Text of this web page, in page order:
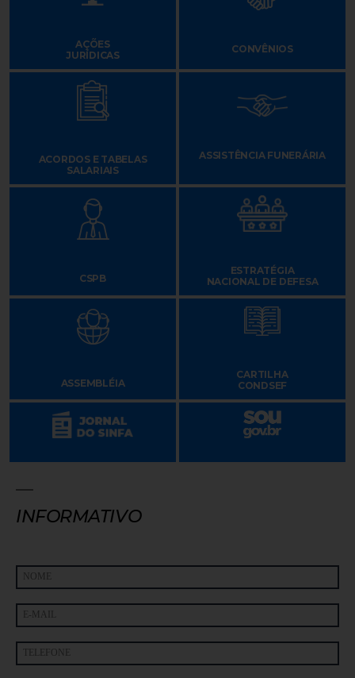
AÇÕES
JURÍDICAS
CONVÊNIOS
ACORDOS E TABELAS
SALARIAIS
ASSISTÊNCIA FUNERÁRIA
CSPB
ESTRATÉGIA
NACIONAL DE DEFESA
ASSEMBLÉIA
CARTILHA
CONDSEF
INFORMATIVO